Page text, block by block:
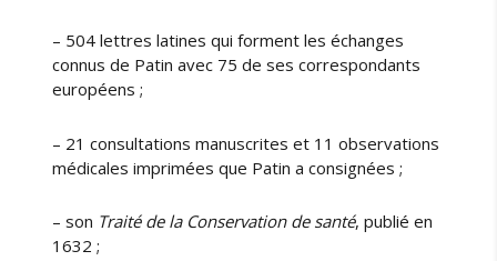
l
t
e
m
e
– 504 lettres latines qui forment les échanges
connus de Patin avec 75 de ses correspondants
européens ;
– 21 consultations manuscrites et 11 observations
médicales imprimées que Patin a consignées ;
– son Traité de la Conservation de santé, publié en
1632 ;